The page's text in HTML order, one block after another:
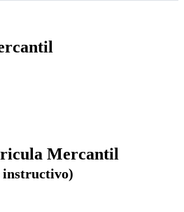
Mercantil
instructivo)